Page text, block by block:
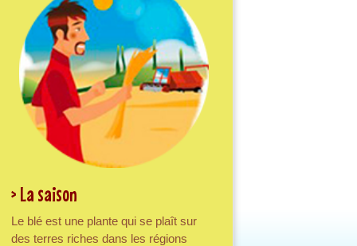
> La saison
Le blé est une plante qui se plaît sur
des terres riches dans les régions